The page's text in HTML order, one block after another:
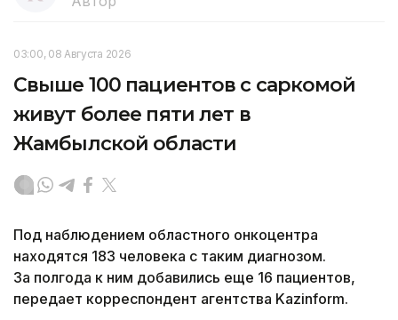
03:00, 08 Августа 2026
Свыше 100 пациентов с саркомой
живут более пяти лет в
Жамбылской области
Под наблюдением областного онкоцентра
находятся 183 человека с таким диагнозом.
За полгода к ним добавились еще 16 пациентов,
передает корреспондент агентства Kazinform.